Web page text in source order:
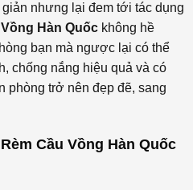
nhưng lại đem tới tác dụng
Vồng Hàn Quốckhông hề
bạn mà ngược lại có thể
chống nắng hiệu quả và có
phòng trở nên đẹp đẽ, sang
Cầu Vồng Hàn Quốc